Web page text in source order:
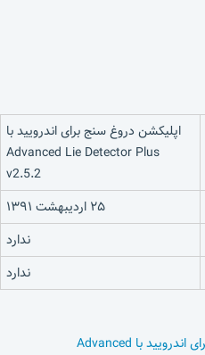
اپلیکشن دروغ سنج برای اندرویید با
Advanced Lie Detector Plus
v2.5.2
۲۵ اردیبهشت ۱۳۹۱
ندارد
ندارد